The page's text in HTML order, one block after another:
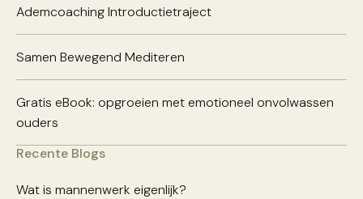
Ademcoaching Introductietraject
Samen Bewegend Mediteren
Gratis eBook: opgroeien met emotioneel onvolwassen
ouders
Recente Blogs
Wat is mannenwerk eigenlijk?